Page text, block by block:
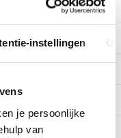
instellingen
je persoonlijke
van